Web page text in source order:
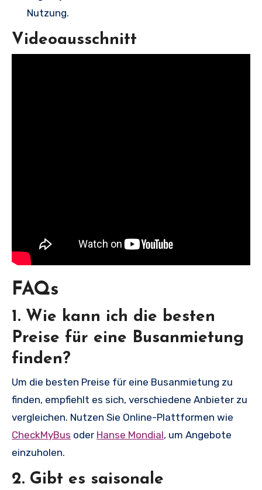
Nutzung.
Videoausschnitt
FAQs
1. Wie kann ich die besten
Preise für eine Busanmietung
finden?
Um die besten Preise für eine Busanmietung zu
finden, empfiehlt es sich, verschiedene Anbieter zu
vergleichen. Nutzen Sie Online-Plattformen wie
CheckMyBus oder Hanse Mondial, um Angebote
einzuholen.
2. Gibt es saisonale